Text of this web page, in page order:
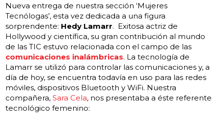
Nueva entrega de nuestra sección ‘Mujeres
Tecnólogas’, esta vez dedicada a una figura
sorprendente: Hedy Lamarr. Exitosa actriz de
Hollywood y científica, su gran contribución al mundo
de las TIC estuvo relacionada con el campo de las
comunicaciones inalámbricas. La tecnología de
Lamarr se utilizó para controlar las comunicaciones y, a
día de hoy, se encuentra todavía en uso para las redes
móviles, dispositivos Bluetooth y WiFi. Nuestra
compañera,Sara Cela, nos presentaba a éste referente
tecnológico femenino: